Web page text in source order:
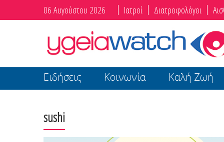
06 Αυγούστου 2026 Ιατροί Διατροφολόγοι
Ειδήσεις Κοινωνία Καλή Ζωή
sushi